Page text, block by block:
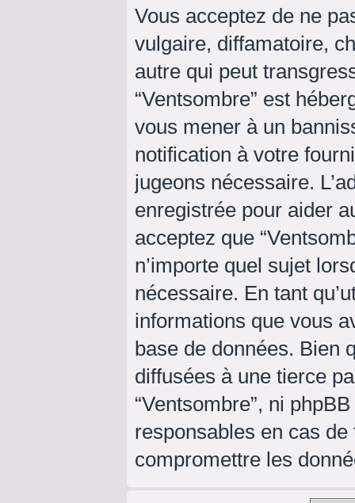
Vous acceptez de ne
vulgaire, diffamatoire,
autre qui peut
“Ventsombre” est
vous mener à un
notification à votre
jugeons nécessaire.
enregistrée pour aider
acceptez que
n’importe quel sujet
nécessaire. En tant
informations que vous
base de données. Bien
diffusées à une tierce
“Ventsombre”, ni
responsables en cas
compromettre les